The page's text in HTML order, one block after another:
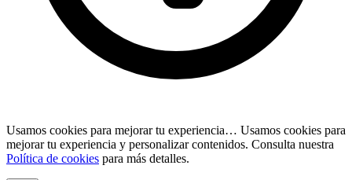
Usamos cookies para mejorar tu experiencia… Usamos cookies para
mejorar tu experiencia y personalizar contenidos. Consulta nuestra
Política de cookies para más detalles.